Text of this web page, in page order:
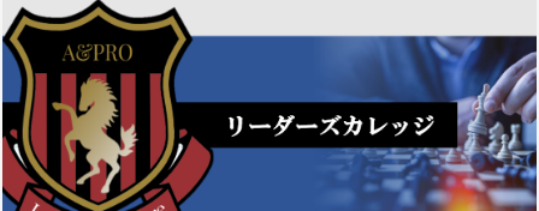
えることができ、特に無形サービスにフィットしたマーケティング手
法がOne to Oneマーケティングです。 ■今後に向けて■ 世の中のプロダ
クト/サービスを見渡してみると、今の時代、あらゆる商品がOne to
Oneマーケティングのセオリーを活かして販売されているなと感じま
す。かつてはますマーケティング一辺倒だった商品、例えば自動車で
さえも、MaaSという言葉があるように、プロダクトというよりサービ
スという視点で商品開発されています。これはやはり、モノやサービ
スが多様化した現代において、顧客のニーズやウォンツもより細分化
され、もっとパーソナライズされたモノへの需要が高まっているから
ではないでしょうか。XaaSという言葉のトレンドには、そんな背景が
content/themes/journal/template-parts/pickers.php
on line26